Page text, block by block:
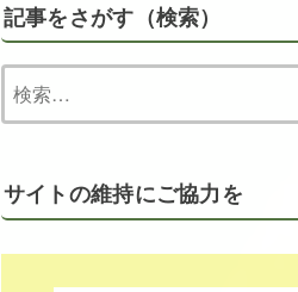
記事をさがす（検索）
索:
サイトの維持にご協力を